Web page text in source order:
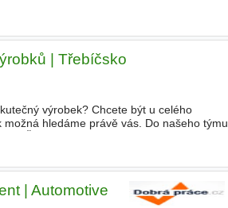
| Třebíčsko
výrobek? Chcete být u celého
hledáme právě vás. Do našeho týmu
| Automotive